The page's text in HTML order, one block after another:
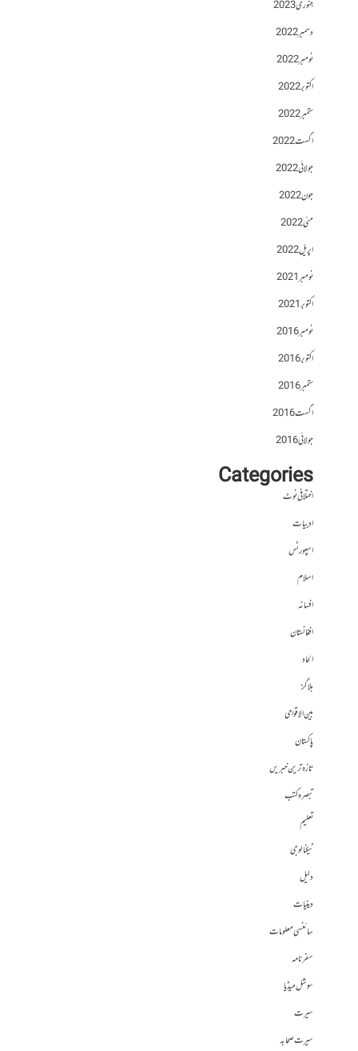
جنوری 2023
دسمبر 2022
نومبر 2022
اکتوبر 2022
ستمبر 2022
اگست 2022
جولائی 2022
جون 2022
مئی 2022
اپریل 2022
نومبر 2021
اکتوبر 2021
نومبر 2016
اکتوبر 2016
ستمبر 2016
اگست 2016
جولائی 2016
Categories
اختلافی نوٹ
ادبیات
اسپورٹس
اسلام
افسانہ
افغانستان
الحاد
بلاگز
بین الاقوامی
پاکستان
تازہ ترین خبریں
تبصرہ کتب
تعلیم
ٹیکنالوجی
دلیل
دینیات
سائنسی معلومات
سفرنامہ
سوشل میڈیا
سیرت
سیرت صحابہ